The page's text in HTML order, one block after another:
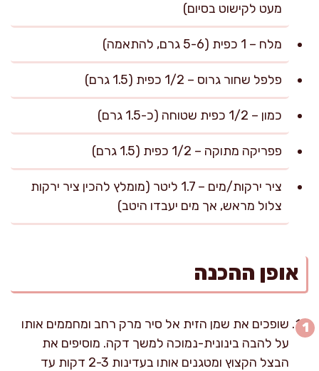
מעט לקישוט בסיום)
מלח – 1 כפית (5-6 גרם, להתאמה)
פלפל שחור גרוס – 1/2 כפית (1.5 גרם)
כמון – 1/2 כפית שטוחה (כ-1.5 גרם)
פפריקה מתוקה – 1/2 כפית (1.5 גרם)
ציר ירקות/מים – 1.7 ליטר (מומלץ להכין ציר ירקות
צלול מראש, אך מים יעבדו היטב)
אופן ההכנה
שופכים את שמן הזית אל סיר מרק רחב ומחממים אותו
על להבה בינונית-נמוכה למשך דקה. מוסיפים את
הבצל הקצוץ ומטגנים אותו בעדינות 2-3 דקות עד